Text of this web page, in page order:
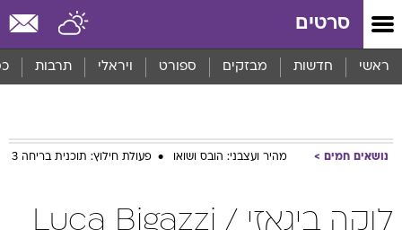
סרטים
ראשי חדשות מבזקים ספורט ויראלי תרבות
נושאים חמים מהיר ועצבני: הובס ושואו פעולת חילוץ: תוכנית בריחה 3
לוקה ביגאזי / Luca Bigazzi